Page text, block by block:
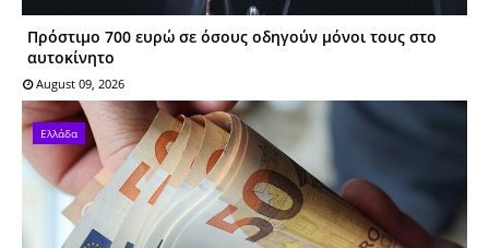
Πρόστιμο 700 ευρώ σε όσους οδηγούν μόνοι τους στο
αυτοκίνητο
August 09, 2026
Ελλάδα